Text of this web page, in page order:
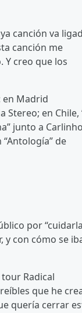
canción va
canción me
Y creo que los
en Madrid
Stereo; en Chile,
junto a
de
por
y con cómo se
Radical
que he
quería cerrar